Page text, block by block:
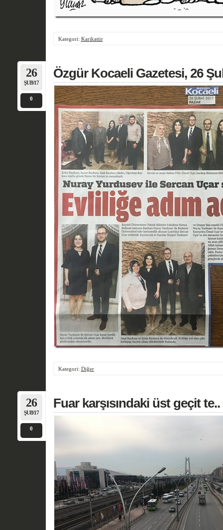
Kategori: Karikatür
26
ŞUB/17
0
Özgür Kocaeli Gazetesi, 26
Kategori: Diğer
26
ŞUB/17
0
Fuar karşısındaki üst geçit